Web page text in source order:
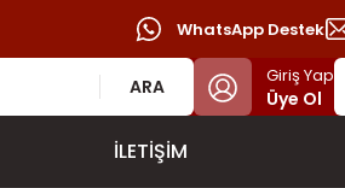
WhatsApp Destek
ARA Giriş Yap
Üye Ol
İLETİŞİM